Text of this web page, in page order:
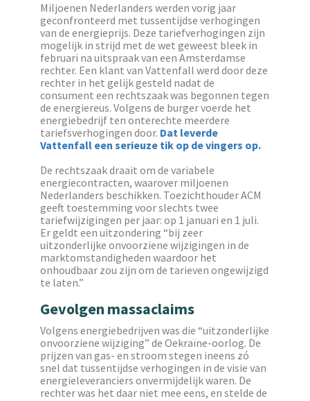
Miljoenen Nederlanders werden vorig jaar
geconfronteerd met tussentijdse verhogingen
van de energieprijs. Deze tariefverhogingen zijn
mogelijk in strijd met de wet geweest bleek in
februari na uitspraak van een Amsterdamse
rechter. Een klant van Vattenfall werd door deze
rechter in het gelijk gesteld nadat de
consument een rechtszaak was begonnen tegen
de energiereus. Volgens de burger voerde het
energiebedrijf ten onterechte meerdere
tariefsverhogingen door. Dat leverde
Vattenfall een serieuze tik op de vingers op.
De rechtszaak draait om de variabele
energiecontracten, waarover miljoenen
Nederlanders beschikken. Toezichthouder ACM
geeft toestemming voor slechts twee
tariefwijzigingen per jaar: op 1 januari en 1 juli.
Er geldt een uitzondering “bij zeer
uitzonderlijke onvoorziene wijzigingen in de
marktomstandigheden waardoor het
onhoudbaar zou zijn om de tarieven ongewijzigd
te laten.”
Gevolgen massaclaims
Volgens energiebedrijven was die “uitzonderlijke
onvoorziene wijziging” de Oekraïne-oorlog. De
prijzen van gas- en stroom stegen ineens zó
snel dat tussentijdse verhogingen in de visie van
energieleveranciers onvermijdelijk waren. De
rechter was het daar niet mee eens, en stelde de